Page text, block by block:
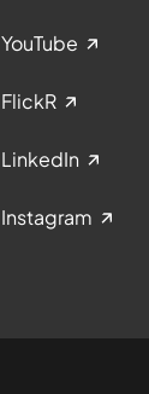
YouTube
FlickR
LinkedIn
Instagram